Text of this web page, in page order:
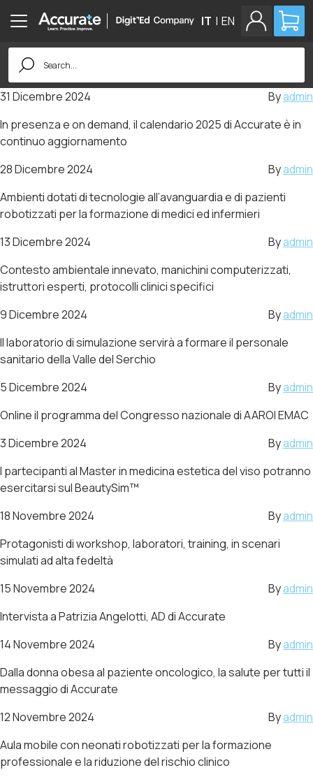
IT | EN
Search
for:
31 Dicembre 2024 Byadmin
In presenza e on demand, il calendario 2025 di Accurate è in
continuo aggiornamento
28 Dicembre 2024
Byadmin
Ambienti dotati di tecnologie all’avanguardia e di pazienti
robotizzati per la formazione di medici ed infermieri
13 Dicembre 2024
Byadmin
Contesto ambientale innevato, manichini computerizzati,
istruttori esperti, protocolli clinici specifici
9 Dicembre 2024
Byadmin
Il laboratorio di simulazione servirà a formare il personale
sanitario della Valle del Serchio
5 Dicembre 2024
Byadmin
Online il programma del Congresso nazionale di AAROI EMAC
3 Dicembre 2024
Byadmin
I partecipanti al Master in medicina estetica del viso potranno
esercitarsi sul BeautySim™
18 Novembre 2024
Byadmin
Protagonisti di workshop, laboratori, training, in scenari
simulati ad alta fedeltà
15 Novembre 2024
Byadmin
Intervista a Patrizia Angelotti, AD di Accurate
14 Novembre 2024
Byadmin
Dalla donna obesa al paziente oncologico, la salute per tutti il
messaggio di Accurate
12 Novembre 2024
Byadmin
Aula mobile con neonati robotizzati per la formazione
professionale e la riduzione del rischio clinico